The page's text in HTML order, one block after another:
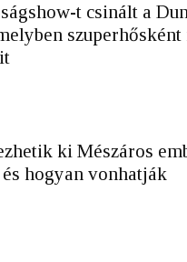
t csinált a
szuperhősként
ki Mészáros
hogyan vonhatják